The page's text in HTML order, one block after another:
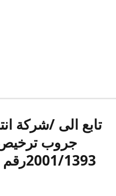
تابع الى /شركة
جروب
2001/1393رقم الي 17439546